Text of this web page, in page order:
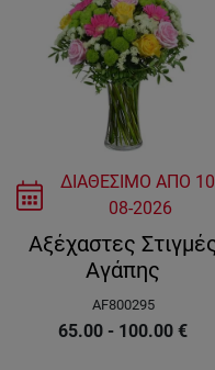
ΔΙΑΘΕΣΙΜΟ ΑΠΟ
08-2026
Αξέχαστες
Αγάπης
AF800295
65.00 - 100.00 €